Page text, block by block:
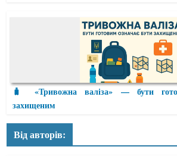
🧳 «Тривожна валіза» — бути
захищеним
Від авторів: